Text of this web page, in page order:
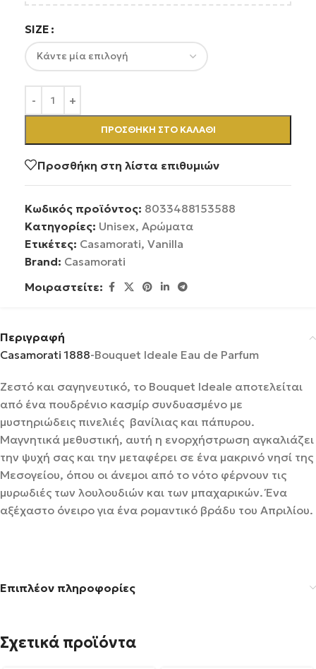
SIZE
ΠΡΟΣΘΉΚΗ ΣΤΟ ΚΑΛΆΘΙ
Προσθήκη στη λίστα επιθυμιών
Κωδικός προϊόντος: 8033488153588
Κατηγορίες: Unisex, Αρώματα
Ετικέτες: Casamorati, Vanilla
Brand: Casamorati
Μοιραστείτε:
Περιγραφή
Casamorati 1888-Bouquet Ideale Eau de Parfum
Ζεστό και σαγηνευτικό, το Bouquet Ideale αποτελείται
από ένα πουδρένιο κασμίρ συνδυασμένο με
μυστηριώδεις πινελιές βανίλιας και πάπυρου.
Μαγνητικά μεθυστική, αυτή η ενορχήστρωση αγκαλιάζει
την ψυχή σας και την μεταφέρει σε ένα μακρινό νησί της
Μεσογείου, όπου οι άνεμοι από το νότο φέρνουν τις
μυρωδιές των λουλουδιών και των μπαχαρικών. Ένα
αξέχαστο όνειρο για ένα ρομαντικό βράδυ του Απριλίου.
Επιπλέον πληροφορίες
Σχετικά προϊόντα